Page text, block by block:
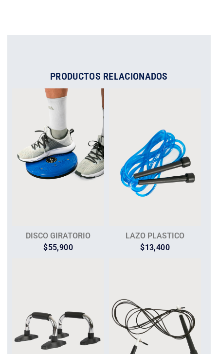
PRODUCTOS RELACIONADOS
DISCO GIRATORIO
$55,900
LAZO PLASTICO
$13,400